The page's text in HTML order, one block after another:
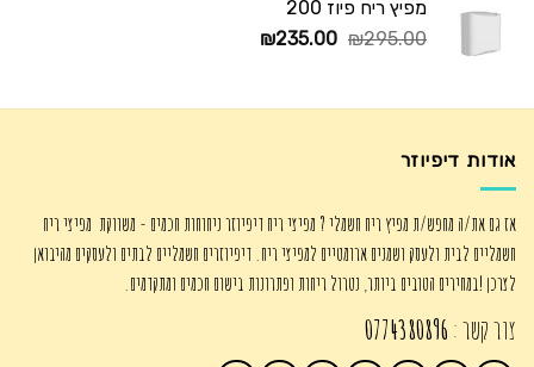
מפיץ ריח פיוז 200
₪295.00
המחיר
₪295.00.
₪235.00
המחיר
₪235.00.
אודות דיפיוזר
אז גם את/ה מחפש/ת מפיץ ריח חשמלי ? מפיצי ריח דיפיוזר ניחוחות חכמים - משווקת מפיצי ריח
חשמליים לבית ולעסק ושמנים ארומטיים למפיצי ריח. דיפיוזרים חשמליים לבתים ולעסקים מהיבואן
לצרכן !במחירים הטובים ביותר, נטרול ריחות ופתרונות בישום חכמים ומתקדמים.
צור קשר : 0774380896